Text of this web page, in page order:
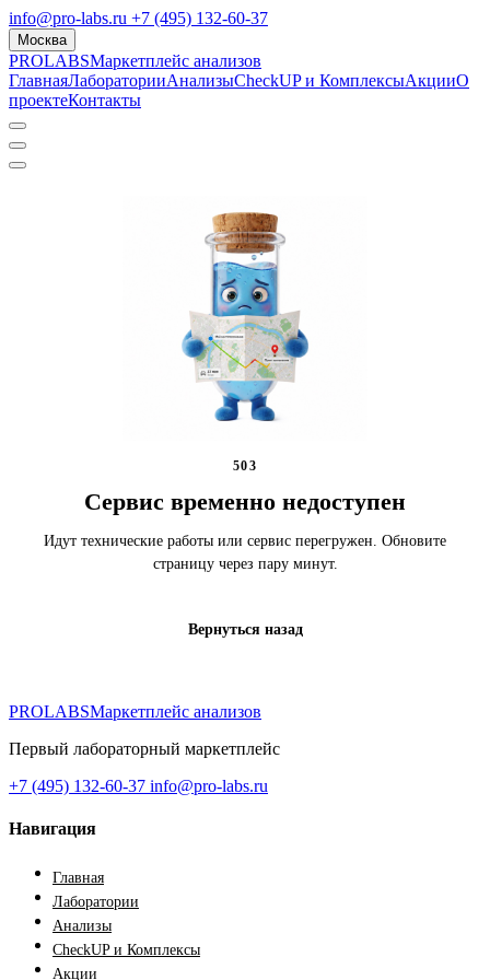
info@pro-labs.ru +7 (495) 132-60-37
Москва
PROLABSМаркетплейс анализов
ГлавнаяЛабораторииАнализыCheckUP и КомплексыАкцииО
проектеКонтакты
503
Сервис временно недоступен
Идут технические работы или сервис перегружен. Обновите
страницу через пару минут.
Вернуться назад
PROLABSМаркетплейс анализов
Первый лабораторный маркетплейс
+7 (495) 132-60-37 info@pro-labs.ru
Навигация
Главная
Лаборатории
Анализы
CheckUP и Комплексы
Акции